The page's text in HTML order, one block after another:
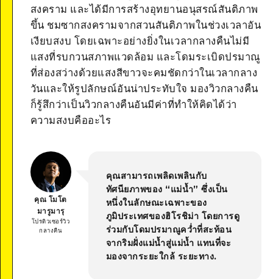
สงคราม และได้มีการสร้างอุทยานอนุสรณ์สันติภาพ
ขึ้น ชมซากสงครามจากสวนสันติภาพในช่วงเวลาอัน
เงียบสงบ โดยเฉพาะอย่างยิ่งในเวลากลางคืนไม่มี
แสงที่รบกวนสภาพแวดล้อม และโดมระเบิดปรมาณู
ที่ส่องสว่างด้วยแสงสีขาวจะคมชัดกว่าในเวลากลาง
วันและให้รูปลักษณ์อันน่าประทับใจ มองวิวกลางคืน
ก็รู้สึกว่าเป็นวิวกลางคืนอันมีค่าที่ทำให้คิดได้ว่า
ความสงบคืออะไร
คุณ โมโต
มารูมารุ
โปรดิวเซอร์วิว
กลางคืน
คุณสามารถเพลิดเพลินกับ
ทัศนียภาพของ “แม่น้ำ” ซึ่งเป็น
หนึ่งในลักษณะเฉพาะของ
ภูมิประเทศของฮิโรชิม่า โดยการดู
ร่วมกับโดมปรมาณูคว่ำที่สะท้อน
จากริมฝั่งแม่น้ำสู่แม่น้ำ แทนที่จะ
มองจากระยะใกล้ ระยะทาง.